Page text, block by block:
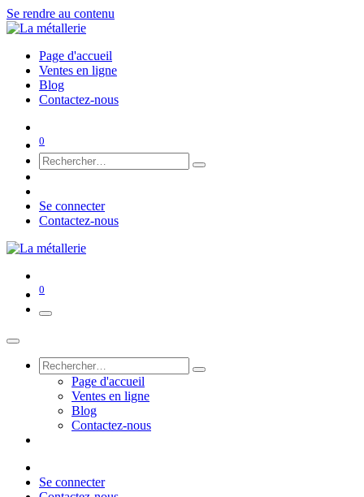
Se rendre au contenu
Page d'accueil
Ventes en ligne
Blog
Contactez-nous
0
Se connecter
Contactez-nous
0
Page d'accueil
Ventes en ligne
Blog
Contactez-nous
Se connecter